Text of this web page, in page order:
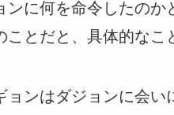
ンに何を命令したのか
ことだと、具体的なこ
ョンはダジョンに会い